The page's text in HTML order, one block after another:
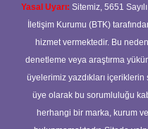
Yasal Uyarı: Sitemiz, 5651
İletişim Kurumu (BTK)
hizmet vermektedir. Bu
denetleme veya araştırma
üyelerimiz yazdıkları
üye olarak bu sorumluluğu
herhangi bir marka, kurum